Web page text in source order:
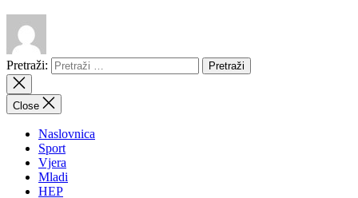
Pretraži:
Close
Naslovnica
Sport
Vjera
Mladi
HEP